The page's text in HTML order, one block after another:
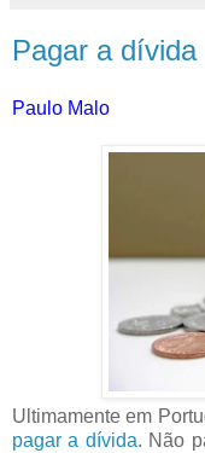
Pagar a dívida
Paulo Malo
Ultimamente em
pagar a dívida. Não